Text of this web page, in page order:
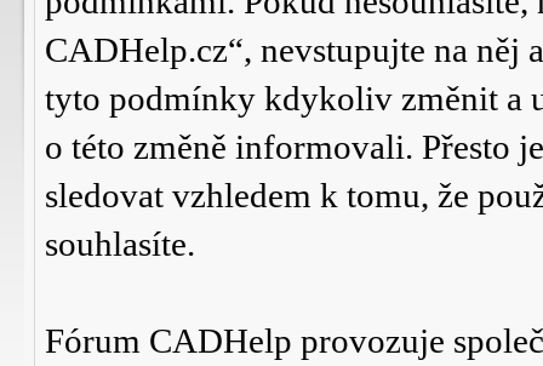
CADHelp.cz“, nevstupujte na něj
tyto podmínky kdykoliv změnit a
o této změně informovali. Přesto
sledovat vzhledem k tomu, že
souhlasíte.
Fórum CADHelp provozuje